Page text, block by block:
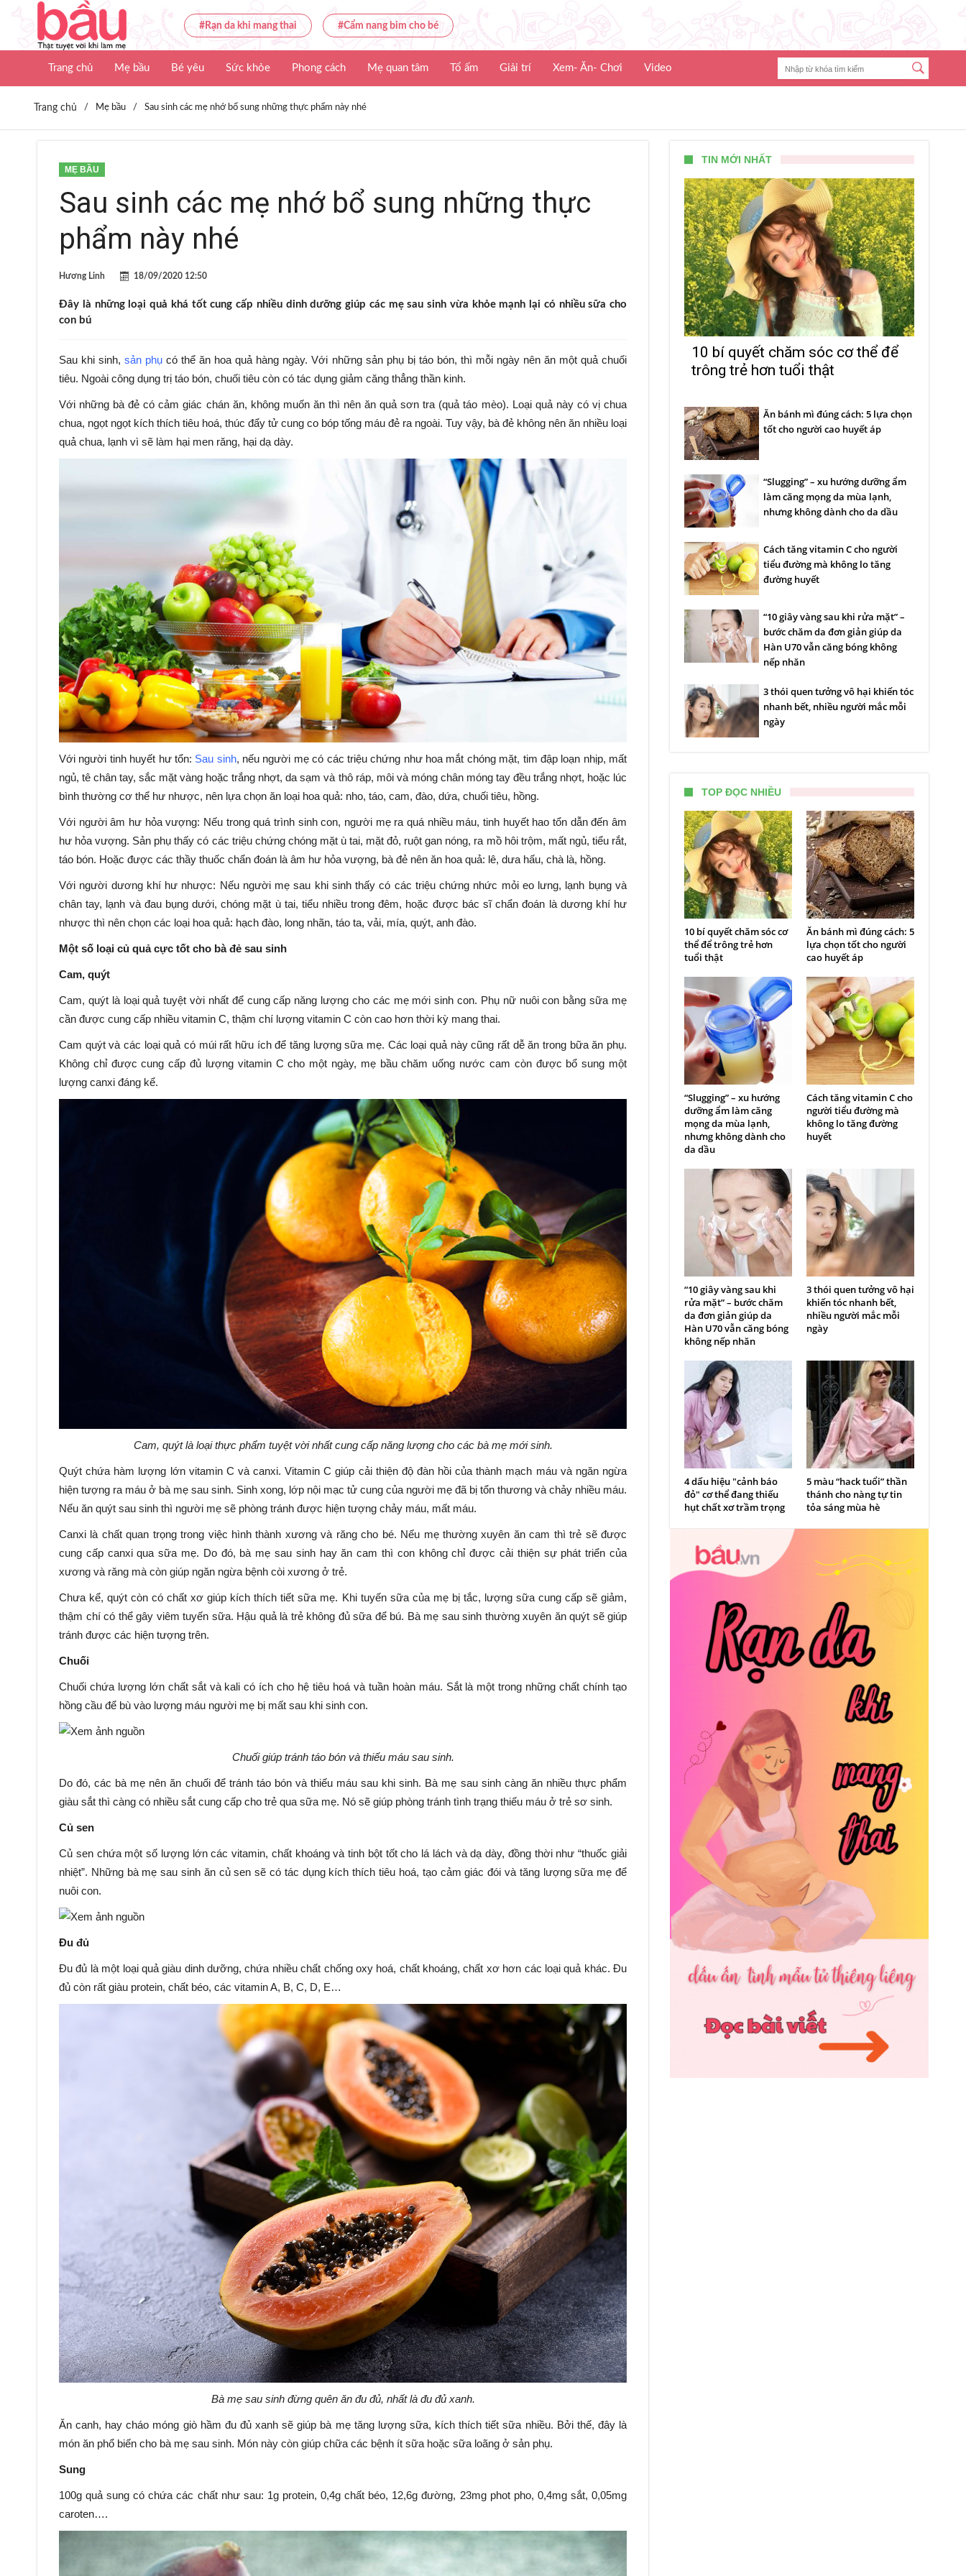
#Rạn da khi mang thai #Cẩm nang bỉm cho bé
Trang chủ Mẹ bầu Bé yêu Sức khỏe Phong cách Mẹ quan tâm Tổ ấm Giải trí Xem- Ăn- Chơi Video
Trang chủ / Mẹ bầu / Sau sinh các mẹ nhớ bổ sung những thực phẩm này nhé
MẸ BẦU
Sau sinh các mẹ nhớ bổ sung những thực
phẩm này nhé
Hương Linh 18/09/2020 12:50
Đây là những loại quả khá tốt cung cấp nhiều dinh dưỡng giúp các mẹ sau sinh vừa khỏe mạnh lại có nhiều sữa cho
con bú
Sau khi sinh,sản phụ có thể ăn hoa quả hàng ngày. Với những sản phụ bị táo bón, thì mỗi ngày nên ăn một quả chuối
tiêu. Ngoài công dụng trị táo bón, chuối tiêu còn có tác dụng giảm căng thẳng thần kinh.
Với những bà đẻ có cảm giác chán ăn, không muốn ăn thì nên ăn quả sơn tra (quả táo mèo). Loại quả này có vị chua
chua, ngọt ngọt kích thích tiêu hoá, thúc đẩy tử cung co bóp tống máu đẻ ra ngoài. Tuy vậy, bà đẻ không nên ăn nhiều loại
quả chua, lạnh vì sẽ làm hại men răng, hại dạ dày.
Với người tinh huyết hư tổn: Sau sinh, nếu người mẹ có các triệu chứng như hoa mắt chóng mặt, tim đập loạn nhịp, mất
ngủ, tê chân tay, sắc mặt vàng hoặc trắng nhợt, da sạm và thô ráp, môi và móng chân móng tay đều trắng nhợt, hoặc lúc
bình thường cơ thể hư nhược, nên lựa chọn ăn loại hoa quả: nho, táo, cam, đào, dứa, chuối tiêu, hồng.
Với người âm hư hỏa vượng: Nếu trong quá trình sinh con, người mẹ ra quá nhiều máu, tinh huyết hao tổn dẫn đến âm
hư hỏa vượng. Sản phụ thấy có các triệu chứng chóng mặt ù tai, mặt đỏ, ruột gan nóng, ra mồ hôi trộm, mất ngủ, tiểu rắt,
táo bón. Hoặc được các thầy thuốc chẩn đoán là âm hư hỏa vượng, bà đẻ nên ăn hoa quả: lê, dưa hấu, chà là, hồng.
Với người dương khí hư nhược: Nếu người mẹ sau khi sinh thấy có các triệu chứng nhức mỏi eo lưng, lạnh bụng và
chân tay, lạnh và đau bụng dưới, chóng mặt ù tai, tiểu nhiều trong đêm, hoặc được bác sĩ chẩn đoán là dương khí hư
nhược thì nên chọn các loại hoa quả: hạch đào, long nhãn, táo ta, vải, mía, quýt, anh đào.
Một số loại củ quả cực tốt cho bà đẻ sau sinh
Cam, quýt
Cam, quýt là loại quả tuyệt vời nhất để cung cấp năng lượng cho các mẹ mới sinh con. Phụ nữ nuôi con bằng sữa mẹ
cần được cung cấp nhiều vitamin C, thậm chí lượng vitamin C còn cao hơn thời kỳ mang thai.
Cam quýt và các loại quả có múi rất hữu ích để tăng lượng sữa mẹ. Các loại quả này cũng rất dễ ăn trong bữa ăn phụ.
Không chỉ được cung cấp đủ lượng vitamin C cho một ngày, mẹ bầu chăm uống nước cam còn được bổ sung một
lượng canxi đáng kể.
Cam, quýt là loại thực phẩm tuyệt vời nhất cung cấp năng lượng cho các bà mẹ mới sinh.
Quýt chứa hàm lượng lớn vitamin C và canxi. Vitamin C giúp cải thiện độ đàn hồi của thành mạch máu và ngăn ngừa
hiện tượng ra máu ở bà mẹ sau sinh. Sinh xong, lớp nội mạc tử cung của người mẹ đã bị tổn thương và chảy nhiều máu.
Nếu ăn quýt sau sinh thì người mẹ sẽ phòng tránh được hiện tượng chảy máu, mất máu.
Canxi là chất quan trọng trong việc hình thành xương và răng cho bé. Nếu mẹ thường xuyên ăn cam thì trẻ sẽ được
cung cấp canxi qua sữa mẹ. Do đó, bà mẹ sau sinh hay ăn cam thì con không chỉ được cải thiện sự phát triển của
xương và răng mà còn giúp ngăn ngừa bệnh còi xương ở trẻ.
Chưa kể, quýt còn có chất xơ giúp kích thích tiết sữa mẹ. Khi tuyến sữa của mẹ bị tắc, lượng sữa cung cấp sẽ giảm,
thậm chí có thể gây viêm tuyến sữa. Hậu quả là trẻ không đủ sữa để bú. Bà mẹ sau sinh thường xuyên ăn quýt sẽ giúp
tránh được các hiện tượng trên.
Chuối
Chuối chứa lượng lớn chất sắt và kali có ích cho hệ tiêu hoá và tuần hoàn máu. Sắt là một trong những chất chính tạo
hồng cầu để bù vào lượng máu người mẹ bị mất sau khi sinh con.
Chuối giúp tránh táo bón và thiếu máu sau sinh.
Do đó, các bà mẹ nên ăn chuối để tránh táo bón và thiếu máu sau khi sinh. Bà mẹ sau sinh càng ăn nhiều thực phẩm
giàu sắt thì càng có nhiều sắt cung cấp cho trẻ qua sữa mẹ. Nó sẽ giúp phòng tránh tình trạng thiếu máu ở trẻ sơ sinh.
Củ sen
Củ sen chứa một số lượng lớn các vitamin, chất khoáng và tinh bột tốt cho lá lách và dạ dày, đồng thời như “thuốc giải
nhiệt”. Những bà mẹ sau sinh ăn củ sen sẽ có tác dụng kích thích tiêu hoá, tạo cảm giác đói và tăng lượng sữa mẹ để
nuôi con.
Đu đủ
Đu đủ là một loại quả giàu dinh dưỡng, chứa nhiều chất chống oxy hoá, chất khoáng, chất xơ hơn các loại quả khác. Đu
đủ còn rất giàu protein, chất béo, các vitamin A, B, C, D, E…
Bà mẹ sau sinh đừng quên ăn đu đủ, nhất là đu đủ xanh.
Ăn canh, hay cháo móng giò hầm đu đủ xanh sẽ giúp bà mẹ tăng lượng sữa, kích thích tiết sữa nhiều. Bởi thế, đây là
món ăn phổ biến cho bà mẹ sau sinh. Món này còn giúp chữa các bệnh ít sữa hoặc sữa loãng ở sản phụ.
Sung
100g quả sung có chứa các chất như sau: 1g protein, 0,4g chất béo, 12,6g đường, 23mg phot pho, 0,4mg sắt, 0,05mg
caroten….
TIN MỚI NHẤT
10 bí quyết chăm sóc cơ thể để
trông trẻ hơn tuổi thật
Ăn bánh mì đúng cách: 5 lựa chọn
tốt cho người cao huyết áp
“Slugging” – xu hướng dưỡng ẩm
làm căng mọng da mùa lạnh,
nhưng không dành cho da dầu
Cách tăng vitamin C cho người
tiểu đường mà không lo tăng
đường huyết
“10 giây vàng sau khi rửa mặt” –
bước chăm da đơn giản giúp da
Hàn U70 vẫn căng bóng không
nếp nhăn
3 thói quen tưởng vô hại khiến tóc
nhanh bết, nhiều người mắc mỗi
ngày
TOP ĐỌC NHIỀU
10 bí quyết chăm sóc cơ
thể để trông trẻ hơn
tuổi thật
Ăn bánh mì đúng cách: 5
lựa chọn tốt cho người
cao huyết áp
“Slugging” – xu hướng
dưỡng ẩm làm căng
mọng da mùa lạnh,
nhưng không dành cho
da dầu
Cách tăng vitamin C cho
người tiểu đường mà
không lo tăng đường
huyết
“10 giây vàng sau khi
rửa mặt” – bước chăm
da đơn giản giúp da
Hàn U70 vẫn căng bóng
không nếp nhăn
3 thói quen tưởng vô hại
khiến tóc nhanh bết,
nhiều người mắc mỗi
ngày
4 dấu hiệu "cảnh báo
đỏ" cơ thể đang thiếu
hụt chất xơ trầm trọng
5 màu “hack tuổi” thần
thánh cho nàng tự tin
tỏa sáng mùa hè